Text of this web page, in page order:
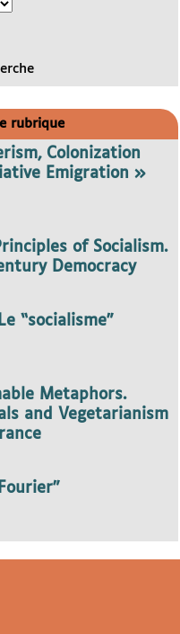
rubrique
Colonization
Emigration »
of Socialism.
Democracy
“socialisme”
Metaphors.
and Vegetarianism